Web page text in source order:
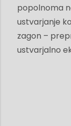
popolnoma
ustvarjanje
zagon –
ustvarjalno